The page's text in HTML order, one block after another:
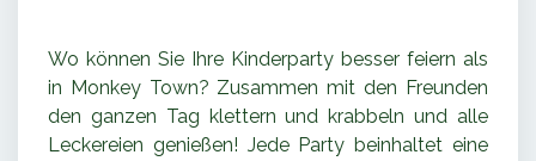
Wo können Sie Ihre Kinderparty besser feiern als
in Monkey Town? Zusammen mit den Freunden
den ganzen Tag klettern und krabbeln und alle
Leckereien genießen! Jede Party beinhaltet eine